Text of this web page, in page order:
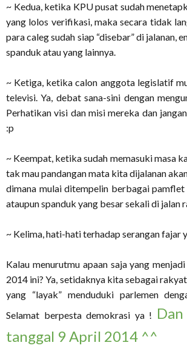
~ Kedua, ketika KPU pusat sudah
yang lolos verifikasi, maka secara tidak
para caleg sudah siap “disebar” di jalanan,
spanduk atau yang lainnya.
~ Ketiga, ketika calon anggota legislatif
televisi. Ya, debat sana-sini dengan
Perhatikan visi dan misi mereka dan
:p
~ Keempat, ketika sudah memasuki masa
tak mau pandangan mata kita dijalanan
dimana mulai ditempelin berbagai
ataupun spanduk yang besar sekali di jalan
~ Kelima, hati-hati terhadap serangan fajar
Kalau menurutmu apaan saja yang
2014 ini? Ya, setidaknya kita sebagai
yang “layak” menduduki parlemen
Selamat berpesta demokrasi ya !
tanggal 9 April 2014 ^^